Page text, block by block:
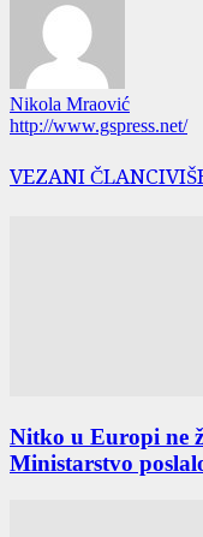
Nikola Mraović
http://www.gspress.net/
VEZANI ČLANCI
Nitko u Europi ne
Ministarstvo